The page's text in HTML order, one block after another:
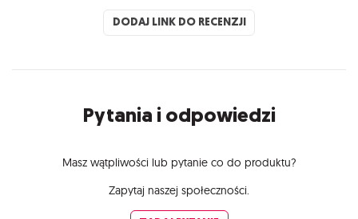
DODAJ LINK DO RECENZJI
Pytania i odpowiedzi
Masz wątpliwości lub pytanie co do produktu?
Zapytaj naszej społeczności.